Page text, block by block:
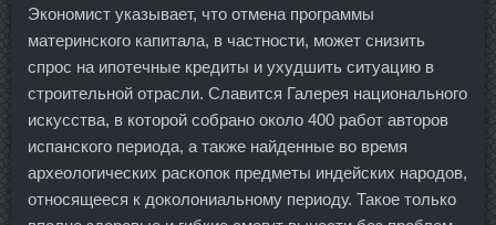
Экономист указывает, что отмена программы
материнского капитала, в частности, может снизить
спрос на ипотечные кредиты и ухудшить ситуацию в
строительной отрасли. Славится Галерея национального
искусства, в которой собрано около 400 работ авторов
испанского периода, а также найденные во время
археологических раскопок предметы индейских народов,
относящееся к доколониальному периоду. Такое только